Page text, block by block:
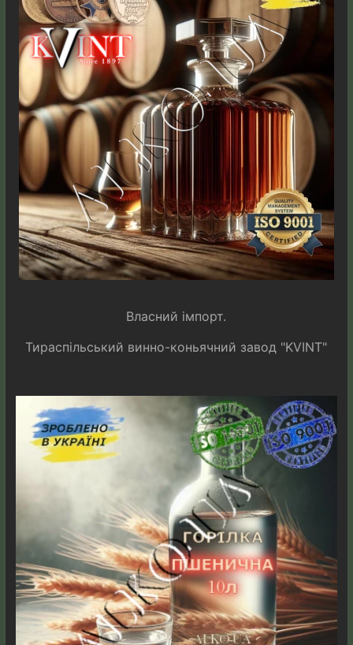
Власний імпорт.
Тираспільський винно-коньячний завод "KVINT"